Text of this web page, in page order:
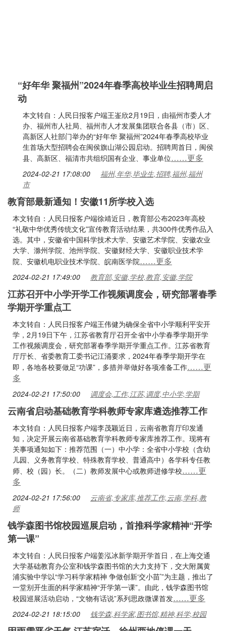
“好年华 聚福州”2024年春季高校毕业生招聘周启
动
本文转自：人民日报客户端王崟欣2月19日，由福州市委人才
办、福州市人社局、福州市人才发展集团联合各县（市）区、
高新区人社部门举办的“好年华 聚福州”2024年春季高校毕业
生首场大型招聘会在闽侯旗山湖公园启动。招聘周首日，闽侯
县、高新区、福清市共组织国有企业、事业单位……更多
2024-02-21 17:08:00
福州,年华,毕业生,招聘,福州,福州
市
教育部最新通知！安徽11所学校入选
本文转自：人民日报客户端徐靖近日，教育部公布2023年高校
“礼敬中华优秀传统文化”宣传教育活动结果，共300件优秀作品入
选。其中，安徽省中国科学技术大学、安徽艺术学院、安徽农业
大学、滁州学院、池州学院、安徽财经大学、安徽职业技术学
院、安徽机电职业技术学院、皖南医学院……更多
2024-02-21 17:49:00 教育部,安徽,学校,教育,安徽,学院
江苏召开中小学开学工作视频调度会，研究部署春季
学期开学重点工
本文转自：人民日报客户端王伟健为确保全省中小学顺利平安开
学，2月19日下午，江苏省教育厅召开全省中小学春季学期开学
工作视频调度会，研究部署春季学期开学重点工作。江苏省教育
厅厅长、省委教育工委书记江涌要求，2024年春季学期开学在
即，各地各校要做足“功课”，多措并举做好各项准备工作……更
多
2024-02-21 17:50:00 调度会,工作,江苏,调度,中小学,学期
云南省启动基础教育学科教师专家库遴选推荐工作
本文转自：人民日报客户端李茂颖近日，云南省教育厅印发通
知，决定开展云南省基础教育学科教师专家库推荐工作。现将有
关事项通知如下：推荐范围（一）中小学：全省中小学校（含幼
儿园、义务教育学校、特殊教育学校、普通高中）各学科专任教
师、校（园）长。（二）教师发展中心或教师进修学校……更
多
2024-02-21 17:56:00
云南省,专家库,推荐工作,云南,学科,教
师
钱学森图书馆校园巡展启动，首推科学家精神“开学
第一课”
本文转自：人民日报客户端姜泓冰新学期开学首日，在上海交通
大学基础教育办公室和钱学森图书馆的大力支持下，交大附属黄
浦实验中学以“学习科学家精神 争做创新‘交小苗’”为主题，推出了
一堂别开生面的科学家精神“开学第一课”。由此，钱学森图书馆
校园巡展活动启动，“文物有话说”系列思政微课首发……更多
2024-02-21 18:15:00 钱学森,科学家,图书馆,精神,科学,校园